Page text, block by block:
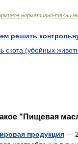
нормативно-
решить
скота (убойных
"Пищевая
продукция —